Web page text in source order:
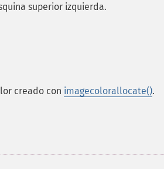
superior izquierda.
creado con imagecolorallocate().